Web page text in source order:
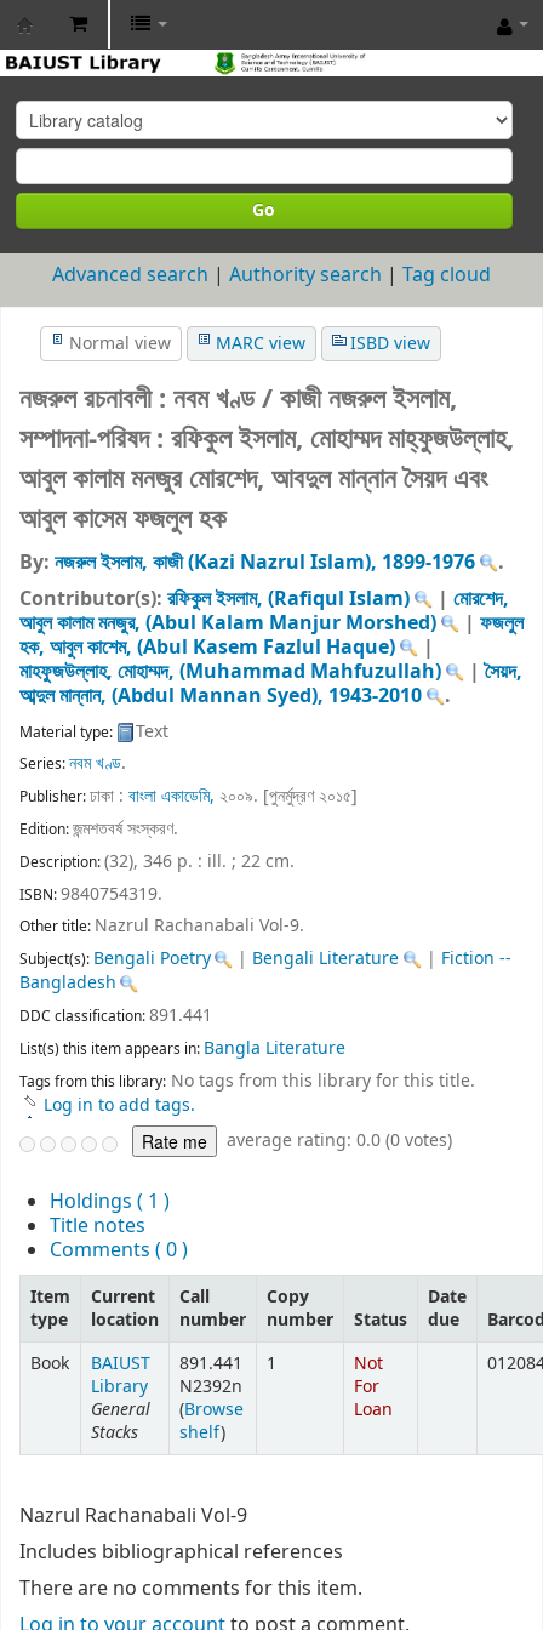
BAIUST
Library
Go
Advanced search Authority search Tag cloud
Normal view MARC view ISBD view
নজরুল রচনাবলী : নবম খণ্ড /কাজী নজরুল ইসলাম,
সম্পাদনা-পরিষদ : রফিকুল ইসলাম, মোহাম্মদ মাহ্‌ফুজউল্লাহ,
আবুল কালাম মনজুর মোরশেদ, আবদুল মান্নান সৈয়দ এবং
আবুল কাসেম ফজলুল হক
By: নজরুল ইসলাম, কাজী (Kazi Nazrul Islam), 1899-1976
.
Contributor(s): রফিকুল ইসলাম, (Rafiqul Islam) | মোরশেদ,
আবুল কালাম মনজুর, (Abul Kalam Manjur Morshed)
| ফজলুল
হক, আবুল কাশেম, (Abul Kasem Fazlul Haque)
|
মাহফুজউল্লাহ, মোহাম্মদ, (Muhammad Mahfuzullah)
|সৈয়দ,
আব্দুল মান্নান, (Abdul Mannan Syed), 1943-2010 .
Material type: Text
Series:নবম খণ্ড.
Publisher:ঢাকা : বাংলা একাডেমি, ২০০৯. [পুনর্মুদ্রণ ২০১৫]
Edition:জন্মশতবর্ষ সংস্করণ.
Description:(32), 346 p. : ill. ; 22 cm.
ISBN:9840754319.
Other title: Nazrul Rachanabali Vol-9.
Subject(s): Bengali Poetry | Bengali Literature | Fiction --
Bangladesh
DDC classification:891.441
List(s) this item appears in: Bangla Literature
Tags from this library: No tags from this library for this title.
Log in to add tags.
average rating: 0.0 (0 votes)
Holdings ( 1 )
Title notes
Comments ( 0 )
Item
type
Current
location
Call
number
Copy
number
Status
Date
due
Book
BAIUST
Library
General
Stacks
891.441
N2392n
(Browse
shelf)
1
Not
For
Loan
Nazrul Rachanabali Vol-9
Includes bibliographical references
There are no comments for this item.